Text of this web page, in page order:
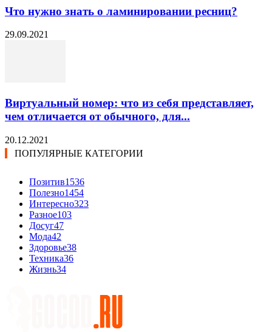
Что нужно знать о ламинировании ресниц?
29.09.2021
Виртуальный номер: что из себя представляет,
чем отличается от обычного, для...
20.12.2021
ПОПУЛЯРНЫЕ КАТЕГОРИИ
Позитив1536
Полезно1454
Интересно323
Разное103
Досуг47
Мода42
Здоровье38
Техника36
Жизнь34